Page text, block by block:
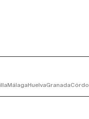
MálagaHuelvaGranada